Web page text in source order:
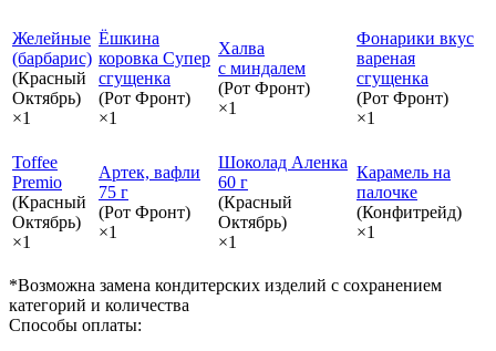
Желейные
(барбарис)
(Красный
Октябрь)
×1
Ёшкина
коровка Супер
сгущенка
(Рот Фронт)
×1
Халва
с миндалем
(Рот Фронт)
×1
Фонарики вкус
вареная
сгущенка
(Рот Фронт)
×1
Toffee
Premio
(Красный
Октябрь)
×1
Артек, вафли
75 г
(Рот Фронт)
×1
Шоколад Аленка
60 г
(Красный
Октябрь)
×1
Карамель на
палочке
(Конфитрейд)
×1
*Возможна замена кондитерских изделий с сохранением
категорий и количества
Способы оплаты: